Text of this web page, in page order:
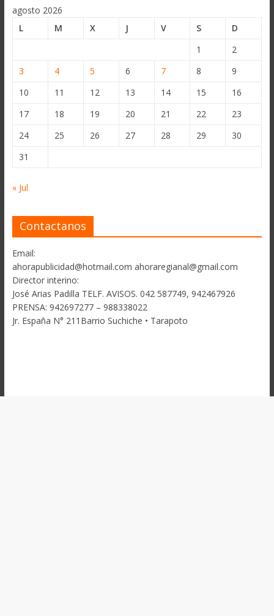
agosto 2026
L
M X J V S
D
1
2
3
4 5 6 7 8
9
10
11 12 13 14 15
16
17
18 19 20 21 22
23
24
25 26 27 28 29
30
31
« Jul
Contactanos
Email:
ahorapublicidad@hotmail.com ahoraregianal@gmail.com
Director interino:
José Arias Padilla TELF. AVISOS. 042 587749, 942467926
PRENSA: 942697277 – 988338022
Jr. España N° 211Barrio Suchiche • Tarapoto